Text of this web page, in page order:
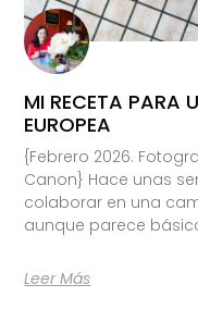
MI RECETA PARA
EUROPEA
{Febrero 2026.
Canon} Hace unas
colaborar en una
aunque parece
Leer Más